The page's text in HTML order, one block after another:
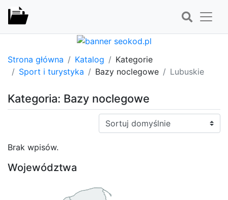
Strona główna Katalog
Kategorie
Sport i turystyka
Bazy noclegowe Lubuskie
Kategoria: Bazy noclegowe
Sortuj:
Brak wpisów.
Województwa